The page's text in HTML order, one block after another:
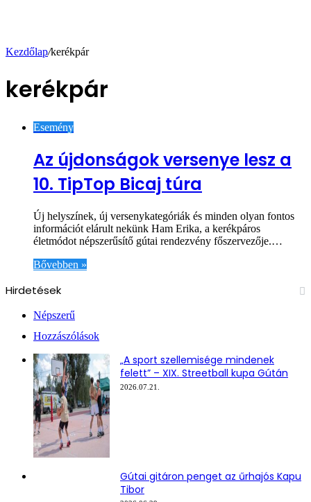
Kezdőlap/kerékpár
kerékpár
Esemény
Az újdonságok versenye lesz a
10. TipTop Bicaj túra
Új helyszínek, új versenykategóriák és minden olyan fontos
információt elárult nekünk Ham Erika, a kerékpáros
életmódot népszerűsítő gútai rendezvény főszervezője.…
Bővebben »
Hirdetések
Népszerű
Hozzászólások
„A sport szellemisége mindenek
felett” – XIX. Streetball kupa Gútán
2026.07.21.
Gútai gitáron penget az űrhajós Kapu
Tibor